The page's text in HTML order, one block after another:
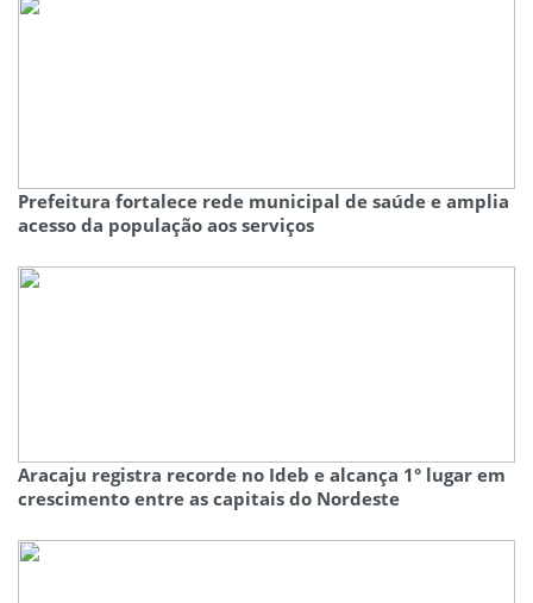
Prefeitura fortalece rede municipal de saúde e amplia
acesso da população aos serviços
Aracaju registra recorde no Ideb e alcança 1° lugar em
crescimento entre as capitais do Nordeste